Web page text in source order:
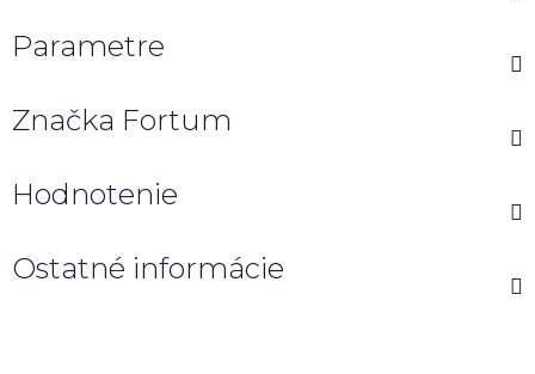
Parametre
Značka Fortum
Hodnotenie
Ostatné informácie